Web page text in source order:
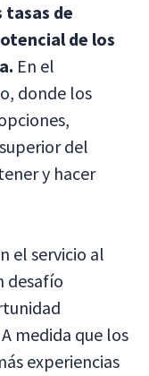
tasas de
de los
En el
donde los
del
y hacer
el servicio al
desafío
medida que los
experiencias